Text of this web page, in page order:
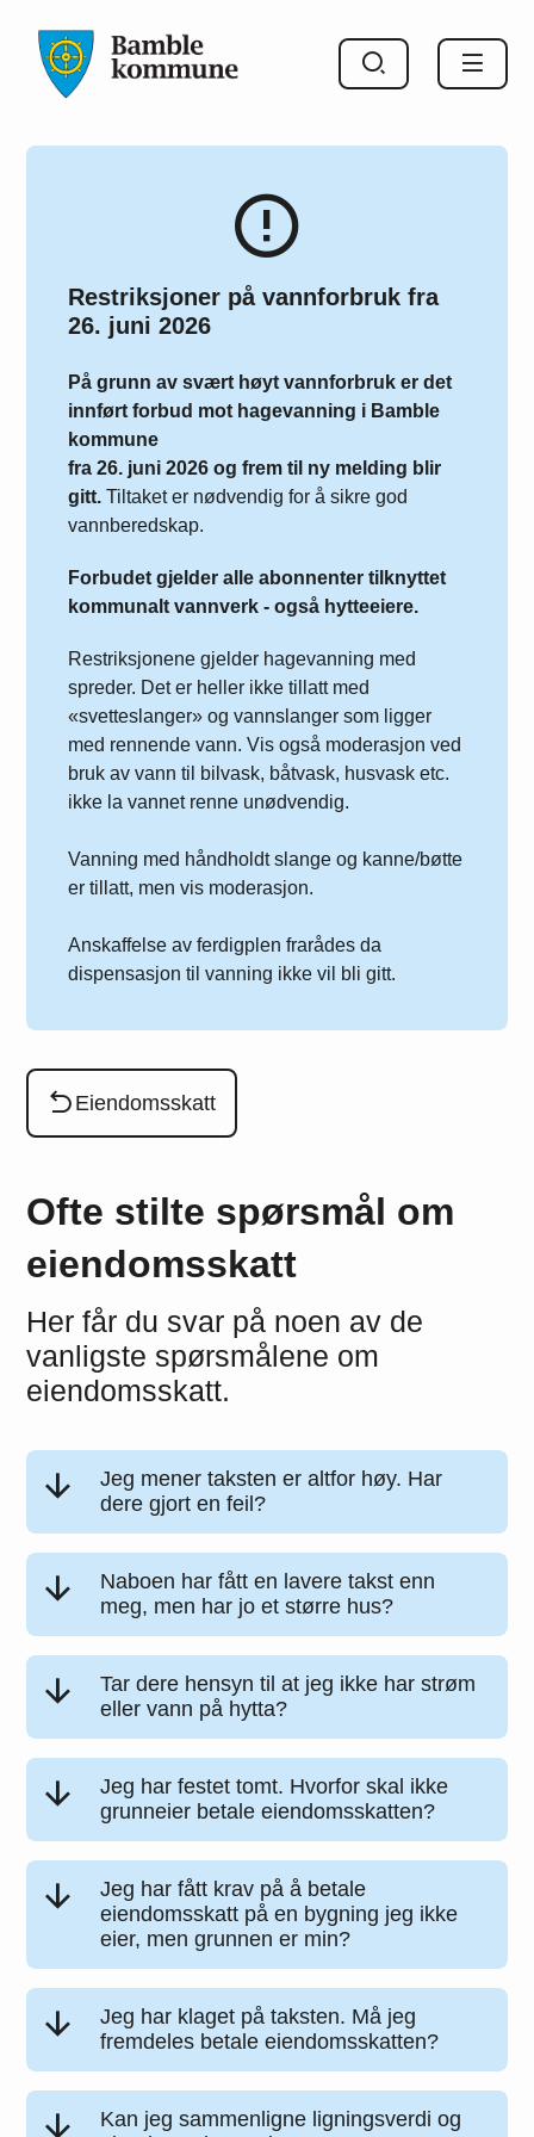
Restriksjoner på vannforbruk fra
26. juni 2026
På grunn av svært høyt vannforbruk er det
innført forbud mot hagevanning i Bamble
kommune
fra 26. juni 2026 og frem til ny melding blir
gitt.Tiltaket er nødvendig for å sikre god
vannberedskap.
Forbudet gjelder alle abonnenter tilknyttet
kommunalt vannverk - også hytteeiere.
Restriksjonene gjelder hagevanning med
spreder. Det er heller ikke tillatt med
«svetteslanger» og vannslanger som ligger
med rennende vann. Vis også moderasjon ved
bruk av vann til bilvask, båtvask, husvask etc.
ikke la vannet renne unødvendig.
Vanning med håndholdt slange og kanne/bøtte
er tillatt, men vis moderasjon.
Anskaffelse av ferdigplen frarådes da
dispensasjon til vanning ikke vil bli gitt.
Du er her:
Eiendomsskatt
Ofte stilte spørsmål om
eiendomsskatt
Her får du svar på noen av de
vanligste spørsmålene om
eiendomsskatt.
Jeg mener taksten er altfor høy. Har
dere gjort en feil?
Naboen har fått en lavere takst enn
meg, men har jo et større hus?
Tar dere hensyn til at jeg ikke har strøm
eller vann på hytta?
Jeg har festet tomt. Hvorfor skal ikke
grunneier betale eiendomsskatten?
Jeg har fått krav på å betale
eiendomsskatt på en bygning jeg ikke
eier, men grunnen er min?
Jeg har klaget på taksten. Må jeg
fremdeles betale eiendomsskatten?
Kan jeg sammenligne ligningsverdi og